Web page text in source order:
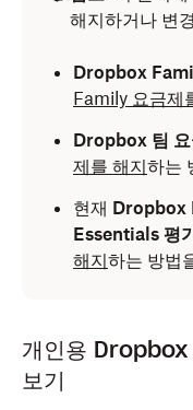
해지하거나 변
Dropbox
Family 요금제
Dropbox 팀 요
제를 해지하는
현재 Dropbox
Essentials 평
해지하는 방법
개인용 Dropbox
보기